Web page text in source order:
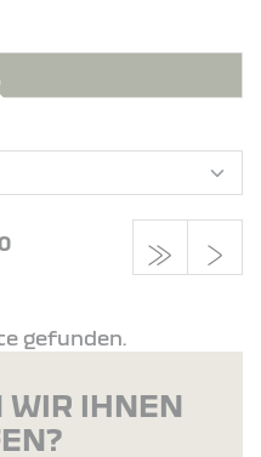
gefunden.
WIR IHNEN